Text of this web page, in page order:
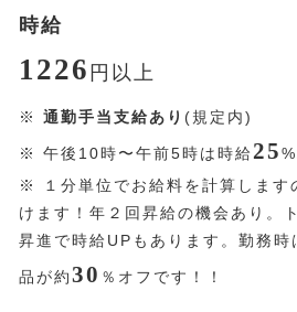
時給
1226 円 以上
※ 通勤手当支給あり (規定内)
※ 午後10時〜午前5時は時給25%
※
１分単位でお給料を計算します
けます！年２回昇給の機会あり。
昇進で時給UPもあります。勤務時
品が約30 ％ オフです！！